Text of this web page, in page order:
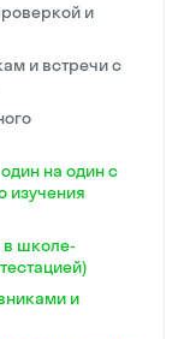
и
и встречи с
на один с
изучения
в школе-
и